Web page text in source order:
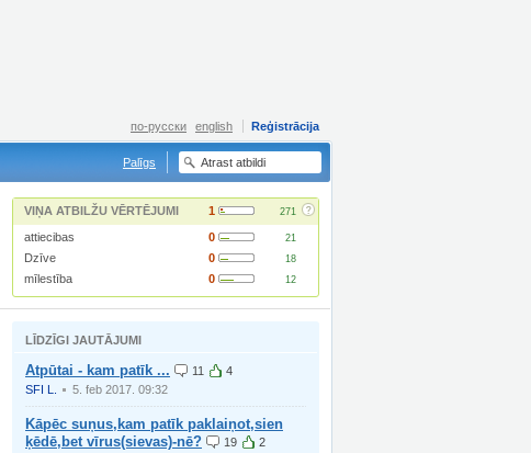
Reģistrācija
по-русски english
Palīgs
VIŅA ATBILŽU VĒRTĒJUMI 1 271 ?
attiecibas 0 21
Dzīve 0 18
mīlestība 0 12
LĪDZĪGI JAUTĀJUMI
Atpūtai - kam patīk ... 11
4
SFI L.
5. feb 2017. 09:32
Kāpēc suņus,kam patīk paklaiņot,sien
ķēdē,bet vīrus(sievas)-nē?
19
2